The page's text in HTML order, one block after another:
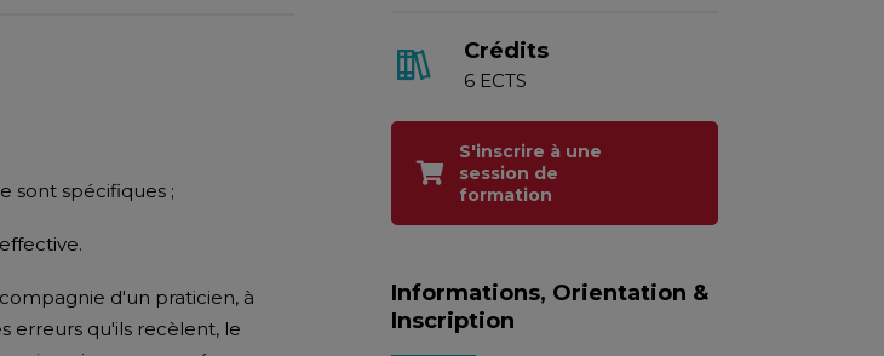
sont spécifiques ;
d'un praticien, à
erreurs qu'ils recèlent, le
Crédits
6 ECTS
S'inscrire à une
session de
formation
Informations, Orientation &
Inscription